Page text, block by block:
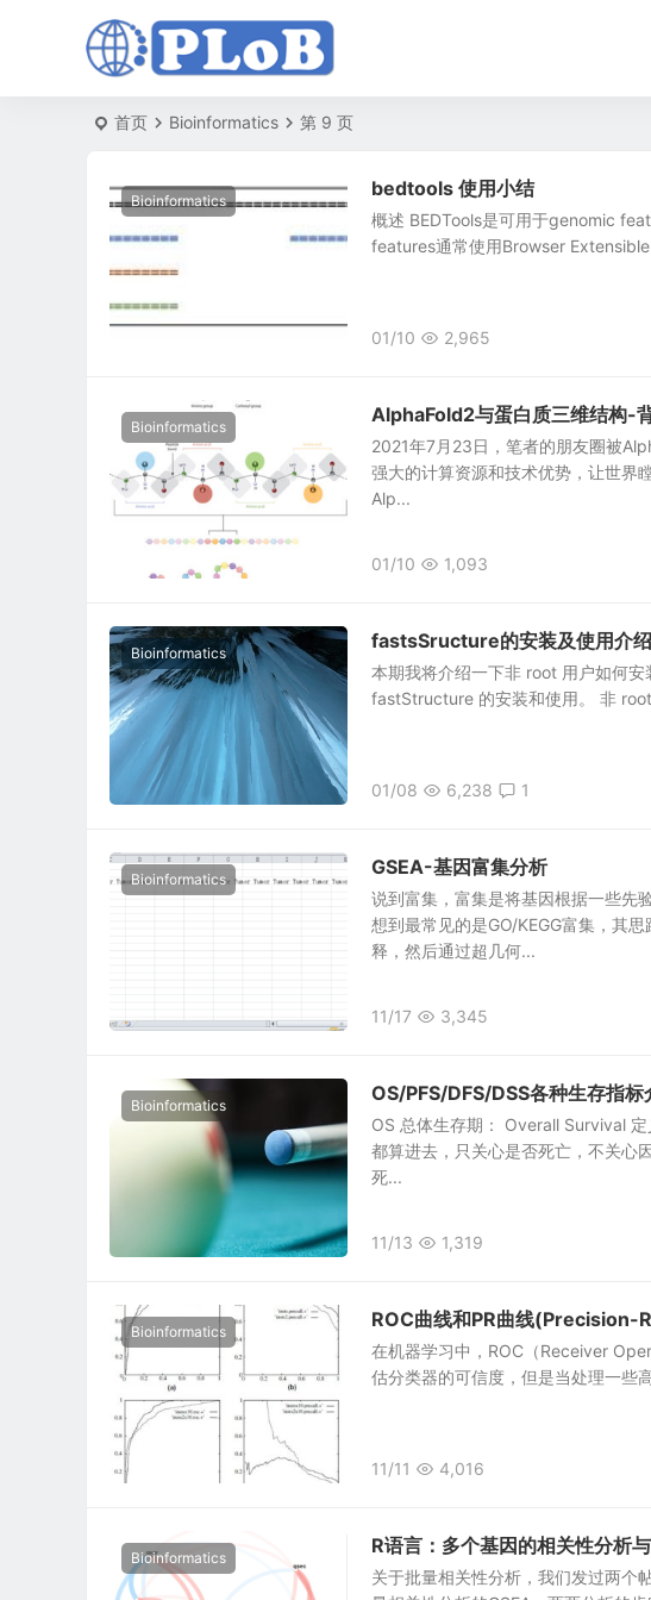
首页 Bioinformatics 第 9 页
Bioinformatics
bedtools 使用小结
概述 BEDTools是可用于genomic
features通常使用Browser
01/10 2,965
Bioinformatics
AlphaFold2与蛋白质三维结构-
2021年7月23日，笔者的朋友圈被
强大的计算资源和技术优势，让世界
Alp...
01/10 1,093
Bioinformatics
fastsSructure的安装及使用介绍
本期我将介绍一下非 root 用户如何
fastStructure 的安装和使用。 非
01/08 6,238 1
Bioinformatics
GSEA-基因富集分析
说到富集，富集是将基因根据一些先
想到最常见的是GO/KEGG富集，其
释，然后通过超几何...
11/17 3,345
Bioinformatics
OS/PFS/DFS/DSS各种生存指标
OS 总体生存期： Overall Survival
都算进去，只关心是否死亡，不关心
死...
11/13 1,319
Bioinformatics
ROC曲线和PR曲线(Precision-
在机器学习中，ROC（Receiver
估分类器的可信度，但是当处理一些
11/11 4,016
Bioinformatics
R语言：多个基因的相关性分析
关于批量相关性分析，我们发过两个